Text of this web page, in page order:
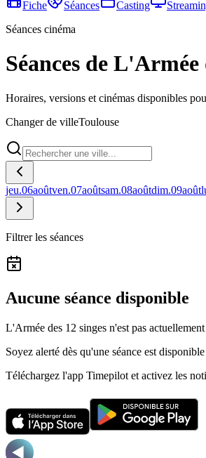
Fiche
Séances Casting
Séances cinéma
Séances de L'Armée
Horaires, versions et cinémas disponibles
Changer de villeToulouse
jeu.06aoûtven.07aoûtsam.08aoûtdim.09août
Filtrer les séances
Aucune séance disponible
L'Armée des 12 singes n'est pas
Soyez alerté dès qu'une séance est disponible
Téléchargez l'app Timepilot et activez les